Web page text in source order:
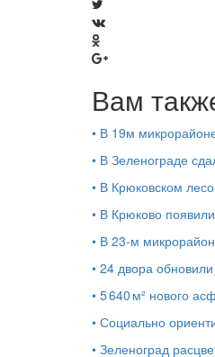
Вам
• В 19м
• В Зеленограде
• В Крюковском
• В Крюково
• В 23‑м
• 24 двора
• 5 640 м² нового
• Социально
• Зеленоград